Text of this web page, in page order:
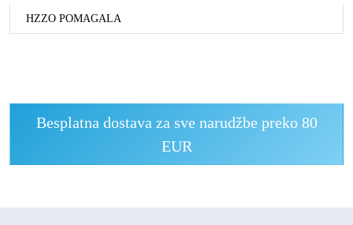
HZZO POMAGALA
Besplatna dostava za sve narudžbe preko 80
EUR